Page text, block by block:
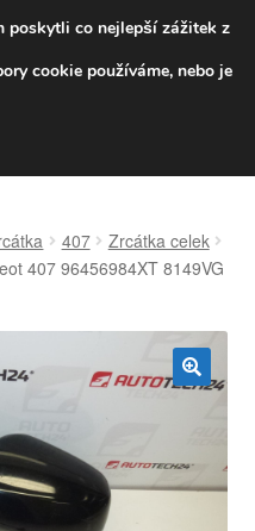
139,-Kč
704 494 494
407
Zrcátka celek
407 96456984XT 8149VG
poskytli co nejlepší zážitek z
cookie používáme, nebo je